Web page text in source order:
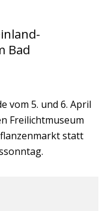
Bad
vom 5. und 6. April
Freilichtmuseum
statt